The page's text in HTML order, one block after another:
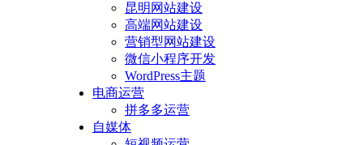
昆明网站建设
高端网站建设
营销型网站建设
微信小程序开发
WordPress主题
电商运营
拼多多运营
自媒体